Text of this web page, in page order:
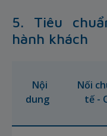
5. Tiêu
hành khách
Nội
dung
Nối
tế -